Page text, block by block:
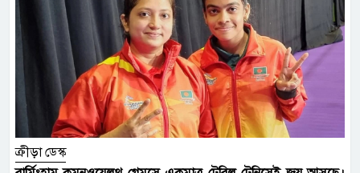
ক্রীড়া ডেস্ক